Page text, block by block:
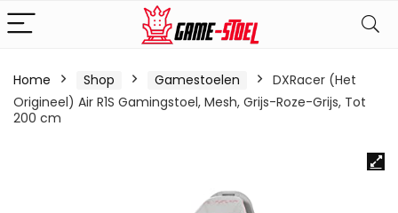
Home Shop Gamestoelen
DXRacer (Het
Origineel) Air R1S Gamingstoel, Mesh, Grijs-Roze-Grijs, Tot
200 cm